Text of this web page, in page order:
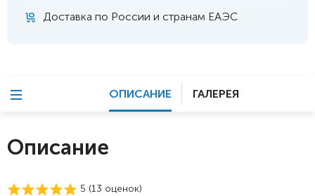
Доставка по России и странам ЕАЭС
ОПИСАНИЕ ГАЛЕРЕЯ
Описание
5 (13 оценок)